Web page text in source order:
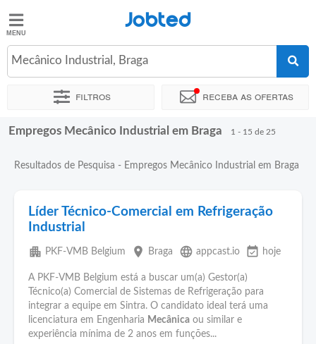
Jobted
Empregos
Salários
Jobted
Mecânico Industrial, Braga
Filtros Receba as ofertas
Ordenar por Localidade exata Empresa Agência de
Empregos Mecânico Industrial em Braga 1 - 15 de 25
Resultados de Pesquisa - Empregos Mecânico Industrial em Braga
Líder Técnico-Comercial em Refrigeração
Industrial
apartment PKF-VMB Belgium place Braga language appcast.io event_available hoje
A PKF-VMB Belgium está a buscar um(a) Gestor(a)
Técnico(a) Comercial de Sistemas de Refrigeração para
integrar a equipe em Sintra. O candidato ideal terá uma
licenciatura em Engenharia Mecânica ou similar e
experiência mínima de 2 anos em funções...